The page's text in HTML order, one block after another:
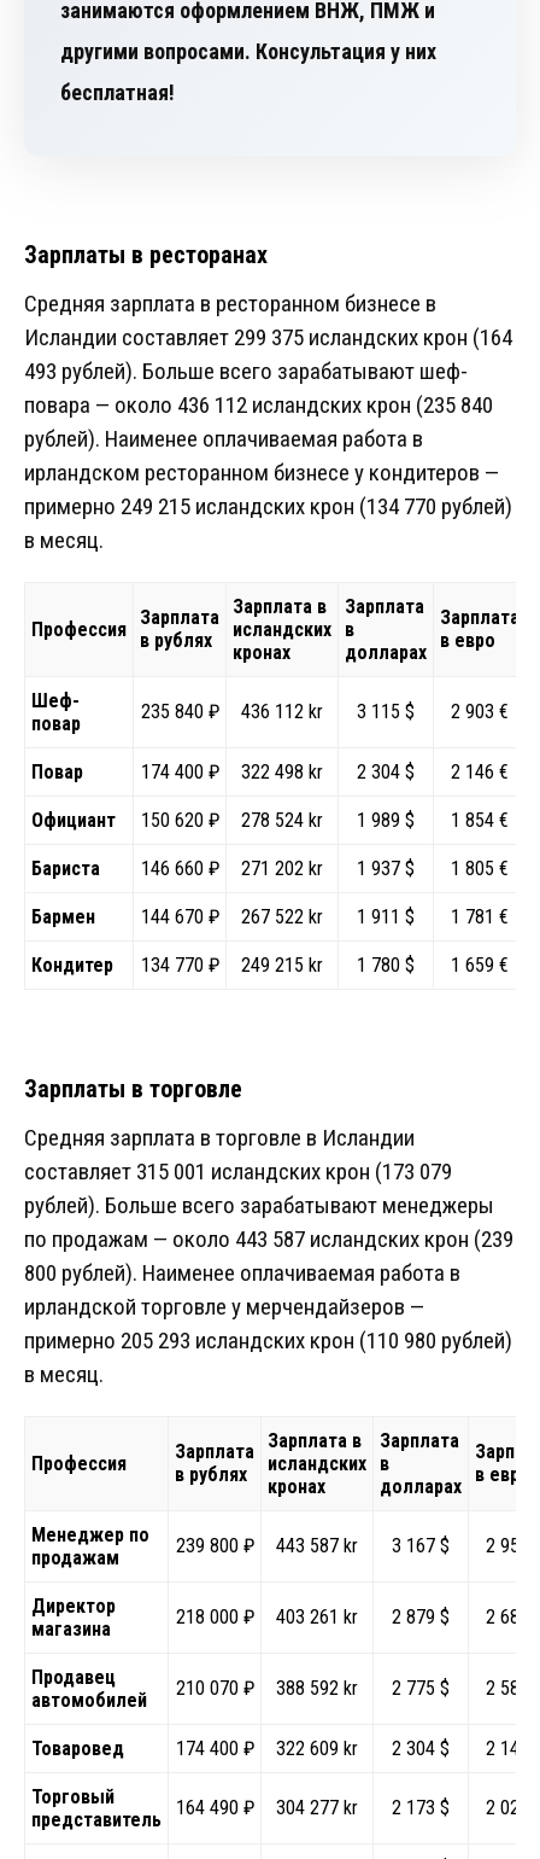
занимаются оформлением ВНЖ, ПМЖ и
другими вопросами. Консультация у них
бесплатная!
Зарплаты в ресторанах
Средняя зарплата в ресторанном бизнесе в
Исландии составляет 299 375 исландских крон (164
493 рублей). Больше всего зарабатывают шеф-
повара — около 436 112 исландских крон (235 840
рублей). Наименее оплачиваемая работа в
ирландском ресторанном бизнесе у кондитеров —
примерно 249 215 исландских крон (134 770 рублей)
в месяц.
Профессия
Зарплата
в рублях
Зарплата в
исландских
кронах
Зарплата
в
долларах
Зарплата
в евро
Шеф-
повар
235 840 ₽ 436 112 kr 3 115 $ 2 903 €
Повар 174 400 ₽ 322 498 kr 2 304 $ 2 146 €
Официант 150 620 ₽ 278 524 kr 1 989 $ 1 854 €
Бариста 146 660 ₽ 271 202 kr 1 937 $ 1 805 €
Бармен 144 670 ₽ 267 522 kr 1 911 $ 1 781 €
Кондитер 134 770 ₽ 249 215 kr 1 780 $ 1 659 €
Зарплаты в торговле
Средняя зарплата в торговле в Исландии
составляет 315 001 исландских крон (173 079
рублей). Больше всего зарабатывают менеджеры
по продажам — около 443 587 исландских крон (239
800 рублей). Наименее оплачиваемая работа в
ирландской торговле у мерчендайзеров —
примерно 205 293 исландских крон (110 980 рублей)
в месяц.
Профессия
Зарплата
в рублях
Зарплата в
исландских
кронах
Зарплата
в
долларах
в евро
Менеджер по
продажам
239 800 ₽ 443 587 kr 3 167 $ 2 951
Директор
магазина
218 000 ₽ 403 261 kr 2 879 $ 2 683
Продавец
автомобилей
210 070 ₽ 388 592 kr 2 775 $ 2 586
Товаровед 174 400 ₽ 322 609 kr 2 304 $ 2 147
Торговый
представитель
164 490 ₽ 304 277 kr 2 173 $ 2 025